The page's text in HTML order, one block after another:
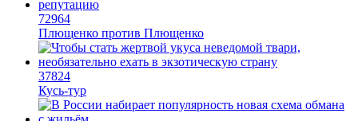
113952
Война, море и пляжи
106632
Как стать патриотом